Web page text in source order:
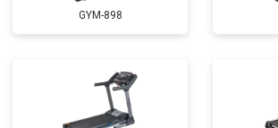
GYM-898